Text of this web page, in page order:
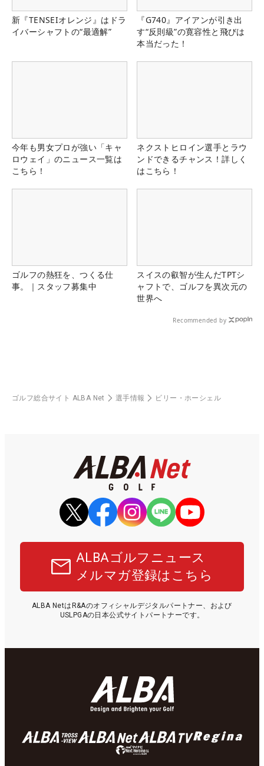
新『TENSEIオレンジ』はドラ
イバーシャフトの“最適解”
『G740』アイアンが引き出
す“反則級”の寛容性と飛びは
本当だった！
今年も男女プロが強い「キャ
ロウェイ」のニュース一覧は
こちら！
ネクストヒロイン選手とラウ
ンドできるチャンス！詳しく
はこちら！
ゴルフの熱狂を、つくる仕
事。｜スタッフ募集中
スイスの叡智が生んだTPTシ
ャフトで、ゴルフを異次元の
世界へ
Recommended by
ゴルフ総合サイト ALBA Net 選手情報 ビリー・ホーシェル
ALBAゴルフニュース
メルマガ登録はこちら
ALBA NetはR&Aのオフィシャルデジタルパートナー、および
USLPGAの日本公式サイトパートナーです。